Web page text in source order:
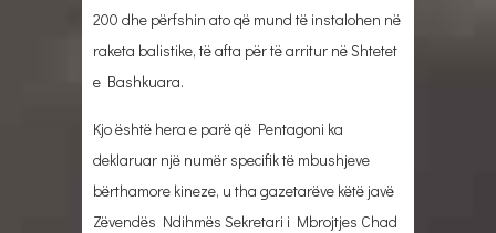
200 dhe përfshin ato që mund të instalohen në
raketa balistike, të afta për të arritur në Shtetet
e Bashkuara.
Kjo është hera e parë që Pentagoni ka
deklaruar një numër specifik të mbushjeve
bërthamore kineze, u tha gazetarëve këtë javë
Zëvendës Ndihmës Sekretari i Mbrojtjes Chad